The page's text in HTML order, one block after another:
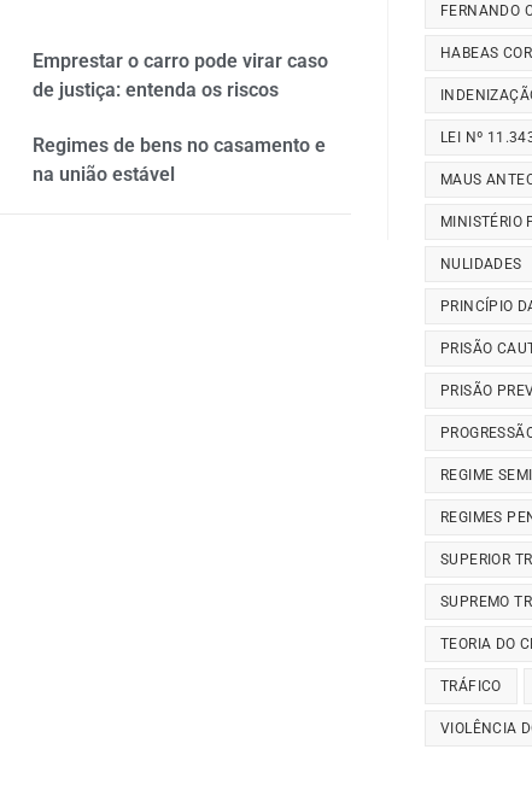
Emprestar o carro pode virar caso
de justiça: entenda os riscos
Regimes de bens no casamento e
na união estável
FERNANDO
HABEAS
LEI Nº
MAUS
MINISTÉRIO
NULIDADES
PRINCÍPIO
PRISÃO
PRISÃO
REGIME
REGIMES
SUPERIOR
SUPREMO
TEORIA DO
TRÁFICO
VIOLÊNCIA